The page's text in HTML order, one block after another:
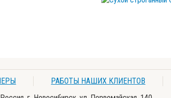
РАБОТЫ НАШИХ КЛИЕНТОВ